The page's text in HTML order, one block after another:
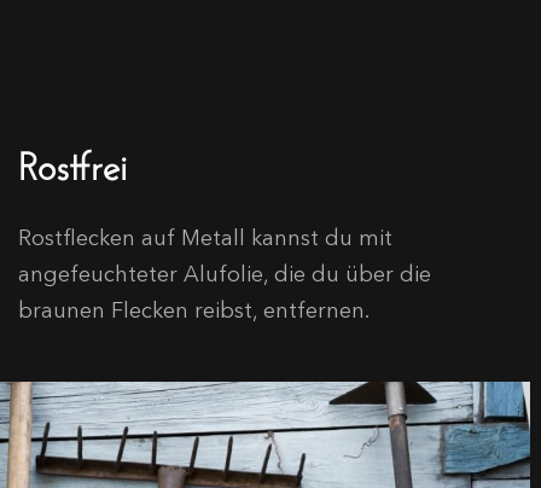
Rostfrei
Rostflecken auf Metall kannst du mit
angefeuchteter Alufolie, die du über die
braunen Flecken reibst, entfernen.